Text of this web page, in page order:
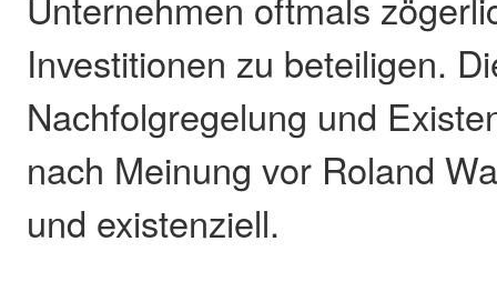
Investitionen zu beteiligen.
Nachfolgregelung und
nach Meinung vor Roland
und existenziell.